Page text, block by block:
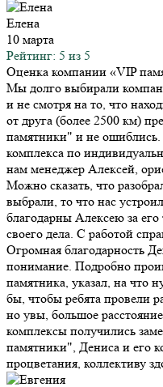
Елена
10 марта
Рейтинг: 5 из 5
Оценка компании «VIP
Мы долго выбирали
и не смотря на то, что
от друга (более 2500 км)
памятники" и не
комплекса по
нам менеджер Алексей,
Можно сказать, что
выбрали, то что нас
благодарны Алексею за его
своего дела. С работой
Огромная благодарность
понимание. Подробно
памятника, указал, на что
бы, чтобы ребята провели
но увы, большое
комплексы получились
памятники", Дениса и его
процветания, коллективу